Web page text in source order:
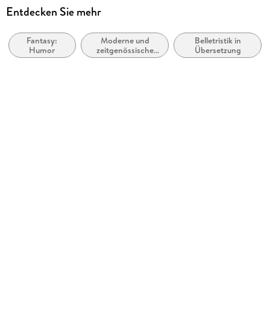
Laufzeit
Reihe
Scheibenwelt / Discworld, 29
Entdecken Sie mehr
Fantasy:
Humor
Moderne und
zeitgenössische
Belletristik:
Belletristik in
Übersetzung